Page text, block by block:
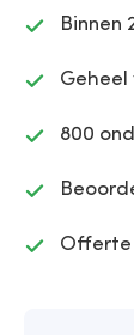
Binnen
Geheel
800